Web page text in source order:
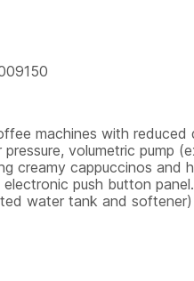
machines with
volumetric pump
creamy cappuccinos
push button
water tank and